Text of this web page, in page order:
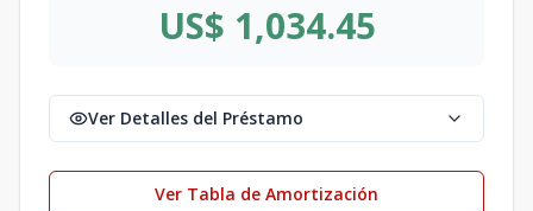
US$ 1,034.45
Ver Detalles del Préstamo
Ver Tabla de Amortización